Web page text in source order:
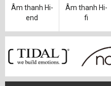
Âm thanh Hi-
end
Âm thanh Hi-
fi